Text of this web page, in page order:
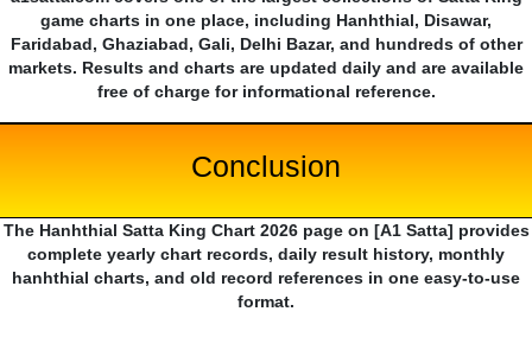
game charts in one place, including Hanhthial, Disawar,
Faridabad, Ghaziabad, Gali, Delhi Bazar, and hundreds of other
markets. Results and charts are updated daily and are available
free of charge for informational reference.
Conclusion
The Hanhthial Satta King Chart 2026 page on [A1 Satta] provides
complete yearly chart records, daily result history, monthly
hanhthial charts, and old record references in one easy-to-use
format.